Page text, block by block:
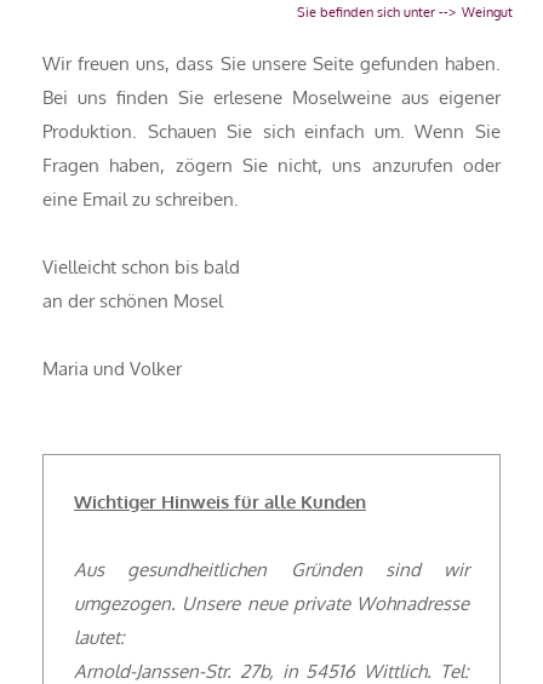
Sie befinden sich unter --> Weingut
Wir freuen uns, dass Sie unsere Seite gefunden haben.
Bei uns finden Sie erlesene Moselweine aus eigener
Produktion. Schauen Sie sich einfach um. Wenn Sie
Fragen haben, zögern Sie nicht, uns anzurufen oder
eine Email zu schreiben.
Vielleicht schon bis bald
an der schönen Mosel
Maria und Volker
Wichtiger Hinweis für alle Kunden
Aus gesundheitlichen Gründen sind wir
umgezogen. Unsere neue private Wohnadresse
lautet:
Arnold-Janssen-Str. 27b, in 54516 Wittlich. Tel: